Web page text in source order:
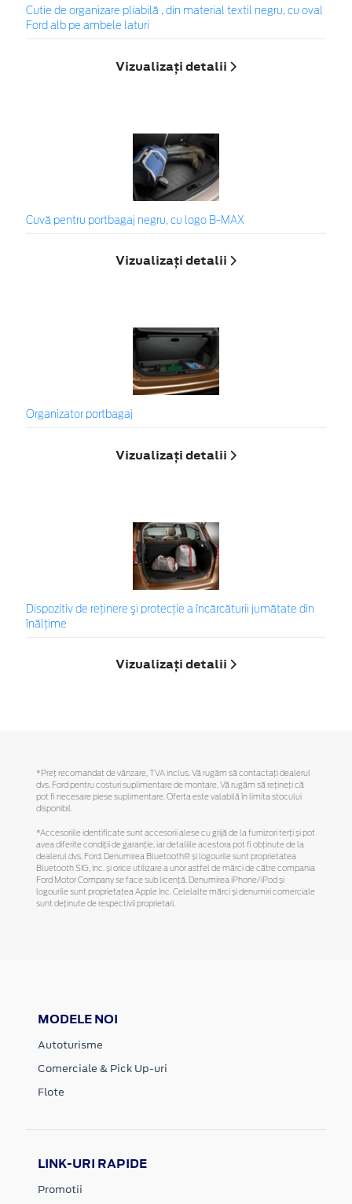
Cutie de organizare pliabilă , din material textil negru, cu oval
Ford alb pe ambele laturi
Vizualizați detalii
Cuvă pentru portbagaj negru, cu logo B-MAX
Vizualizați detalii
Organizator portbagaj
Vizualizați detalii
Dispozitiv de reţinere şi protecţie a încărcăturii jumătate din
înălţime
Vizualizați detalii
*Preţ recomandat de vânzare, TVA inclus. Vă rugăm să contactaţi dealerul
dvs. Ford pentru costuri suplimentare de montare. Vă rugăm să reţineţi că
pot fi necesare piese suplimentare. Oferta este valabilă în limita stocului
disponibil.
*Accesoriile identificate sunt accesorii alese cu grijă de la furnizori terți și pot
avea diferite condiții de garanție, iar detaliile acestora pot fi obținute de la
dealerul dvs. Ford. Denumirea Bluetooth® și logourile sunt proprietatea
Bluetooth SIG, Inc. și orice utilizare a unor astfel de mărci de către compania
Ford Motor Company se face sub licență. Denumirea iPhone/iPod și
logourile sunt proprietatea Apple Inc. Celelalte mărci și denumiri comerciale
sunt deținute de respectivii proprietari.
MODELE NOI
Autoturisme
Comerciale & Pick Up-uri
Flote
LINK-URI RAPIDE
Promotii